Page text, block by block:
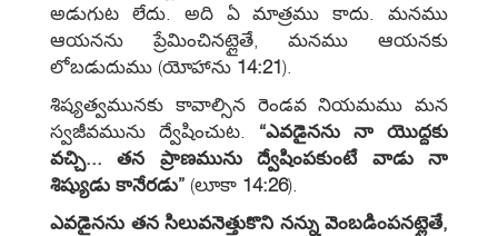
అడుగుట లేదు. అది ఏ మాత్రము కాదు. మనము
ఆయనను ప్రేమించినట్లైతే, మనము ఆయనకు
లోబడుదుము (యోహాను 14:21).
శిష్యత్వమునకు కావాల్సిన రెండవ నియమము మన
స్వజీవమును ద్వేషించుట. “ఎవడైనను నా యొద్దకు
వచ్చి... తన ప్రాణమును ద్వేషింపకుంటే వాడు నా
శిష్యుడు కానేరడు” (లూకా 14:26).
ఎవడైనను తన సిలువనెత్తుకొని నన్ను వెంబడింపనట్లైతే,